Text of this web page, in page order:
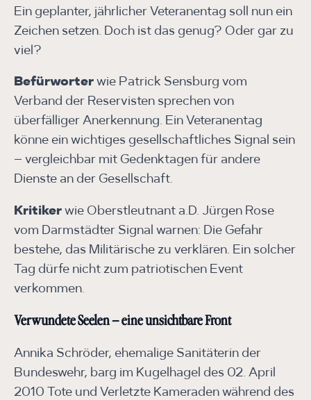
Ein geplanter, jährlicher Veteranentag soll nun ein
Zeichen setzen. Doch ist das genug? Oder gar zu
viel?
Befürworter wie Patrick Sensburg vom
Verband der Reservisten sprechen von
überfälliger Anerkennung. Ein Veteranentag
könne ein wichtiges gesellschaftliches Signal sein
– vergleichbar mit Gedenktagen für andere
Dienste an der Gesellschaft.
Kritiker wie Oberstleutnant a.D. Jürgen Rose
vom Darmstädter Signal warnen: Die Gefahr
bestehe, das Militärische zu verklären. Ein solcher
Tag dürfe nicht zum patriotischen Event
verkommen.
Verwundete Seelen – eine unsichtbare Front
Annika Schröder, ehemalige Sanitäterin der
Bundeswehr, barg im Kugelhagel des 02. April
2010 Tote und Verletzte Kameraden während des